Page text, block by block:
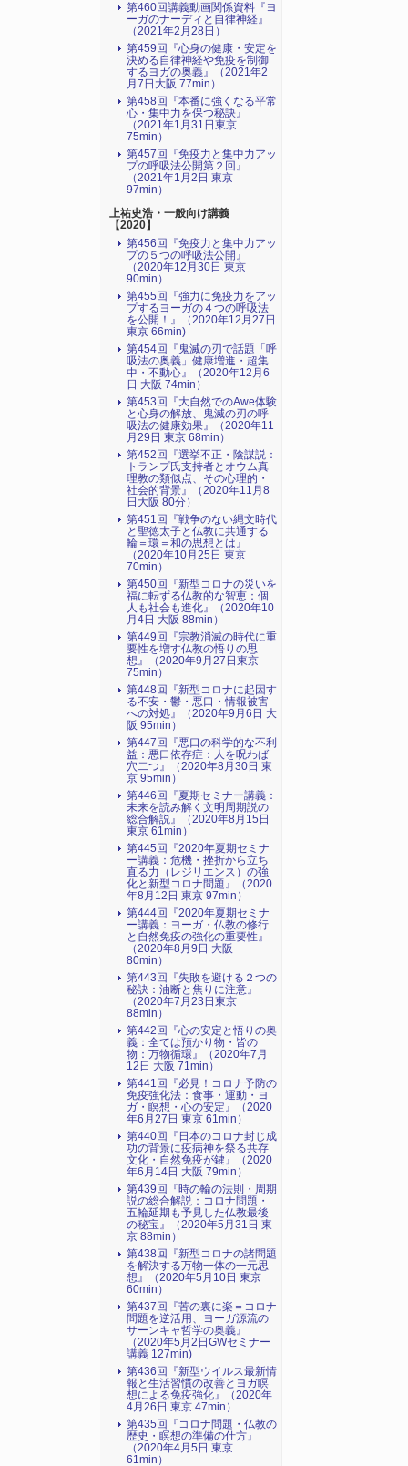
第460回講義動画関係資料『ヨ
ーガのナーディと自律神経』
（2021年2月28日）
第459回『心身の健康・安定を
決める自律神経や免疫を制御
するヨガの奥義』（2021年2
月7日大阪 77min）
第458回『本番に強くなる平常
心・集中力を保つ秘訣』
（2021年1月31日東京
75min）
第457回『免疫力と集中力アッ
プの呼吸法公開第２回』
（2021年1月2日 東京
97min）
上祐史浩・一般向け講義
【2020】
第456回『免疫力と集中力アッ
プの５つの呼吸法公開』
（2020年12月30日 東京
90min）
第455回『強力に免疫力をアッ
プするヨーガの４つの呼吸法
を公開！』（2020年12月27日
東京 66min)
第454回『鬼滅の刃で話題「呼
吸法の奥義」健康増進・超集
中・不動心』（2020年12月6
日 大阪 74min）
第453回『大自然でのAwe体験
と心身の解放、鬼滅の刃の呼
吸法の健康効果』（2020年11
月29日 東京 68min）
第452回『選挙不正・陰謀説：
トランプ氏支持者とオウム真
理教の類似点、その心理的・
社会的背景』（2020年11月8
日大阪 80分）
第451回『戦争のない縄文時代
と聖徳太子と仏教に共通する
輪＝環＝和の思想とは』
（2020年10月25日 東京
70min）
第450回『新型コロナの災いを
福に転ずる仏教的な智恵：個
人も社会も進化』（2020年10
月4日 大阪 88min）
第449回『宗教消滅の時代に重
要性を増す仏教の悟りの思
想』（2020年9月27日東京
75min）
第448回『新型コロナに起因す
る不安・鬱・悪口・情報被害
への対処』（2020年9月6日 大
阪 95min）
第447回『悪口の科学的な不利
益：悪口依存症：人を呪わば
穴二つ』（2020年8月30日 東
京 95min）
第446回『夏期セミナー講義：
未来を読み解く文明周期説の
総合解説』（2020年8月15日
東京 61min）
第445回『2020年夏期セミナ
ー講義：危機・挫折から立ち
直る力（レジリエンス）の強
化と新型コロナ問題』（2020
年8月12日 東京 97min）
第444回『2020年夏期セミナ
ー講義：ヨーガ・仏教の修行
と自然免疫の強化の重要性』
（2020年8月9日 大阪
80min）
第443回『失敗を避ける２つの
秘訣：油断と焦りに注意』
（2020年7月23日東京
88min）
第442回『心の安定と悟りの奥
義：全ては預かり物・皆の
物：万物循環』（2020年7月
12日 大阪 71min）
第441回『必見！コロナ予防の
免疫強化法：食事・運動・ヨ
ガ・瞑想・心の安定』（2020
年6月27日 東京 61min）
第440回『日本のコロナ封じ成
功の背景に疫病神を祭る共存
文化・自然免疫が鍵』（2020
年6月14日 大阪 79min）
第439回『時の輪の法則・周期
説の総合解説：コロナ問題・
五輪延期も予見した仏教最後
の秘宝』（2020年5月31日 東
京 88min）
第438回『新型コロナの諸問題
を解決する万物一体の一元思
想』（2020年5月10日 東京
60min）
第437回『苦の裏に楽＝コロナ
問題を逆活用、ヨーガ源流の
サーンキャ哲学の奥義』
（2020年5月2日GWセミナー
講義 127min)
第436回『新型ウイルス最新情
報と生活習慣の改善とヨガ瞑
想による免疫強化』（2020年
4月26日 東京 47min）
第435回『コロナ問題・仏教の
歴史・瞑想の準備の仕方』
（2020年4月5日 東京
61min）